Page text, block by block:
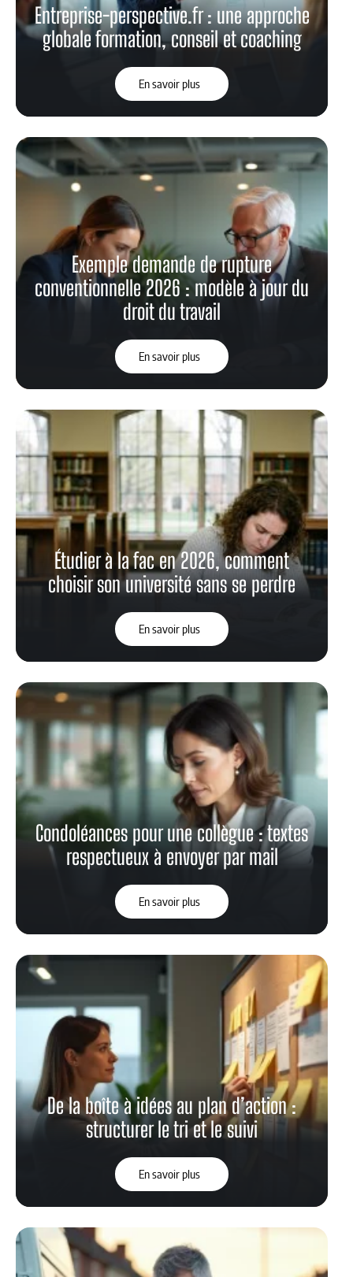
Entreprise-perspective.fr : une approche
globale formation, conseil et coaching
En savoir plus
Exemple demande de rupture
conventionnelle 2026 : modèle à jour du
droit du travail
En savoir plus
Étudier à la fac en 2026, comment
choisir son université sans se perdre
En savoir plus
Condoléances pour une collègue : textes
respectueux à envoyer par mail
En savoir plus
De la boîte à idées au plan d’action :
structurer le tri et le suivi
En savoir plus